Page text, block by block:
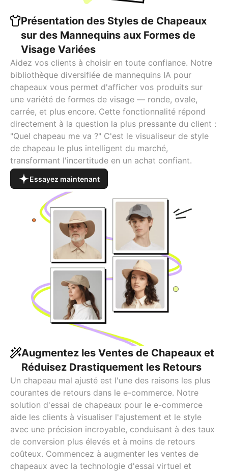
Présentation des Styles de Chapeaux
sur des Mannequins aux Formes de
Visage Variées
Aidez vos clients à choisir en toute confiance. Notre
bibliothèque diversifiée de mannequins IA pour
chapeaux vous permet d'afficher vos produits sur
une variété de formes de visage — ronde, ovale,
carrée, et plus encore. Cette fonctionnalité répond
directement à la question la plus pressante du client :
"Quel chapeau me va ?" C'est le visualiseur de style
de chapeau le plus intelligent du marché,
transformant l'incertitude en un achat confiant.
Essayez maintenant
Augmentez les Ventes de Chapeaux et
Réduisez Drastiquement les Retours
Un chapeau mal ajusté est l'une des raisons les plus
courantes de retours dans le e-commerce. Notre
solution d'essai de chapeaux pour le e-commerce
aide les clients à visualiser l'ajustement et le style
avec une précision incroyable, conduisant à des taux
de conversion plus élevés et à moins de retours
coûteux. Commencez à augmenter les ventes de
chapeaux avec la technologie d'essai virtuel et